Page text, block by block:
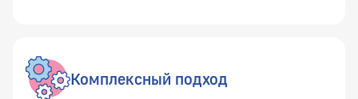
Комплексный подход